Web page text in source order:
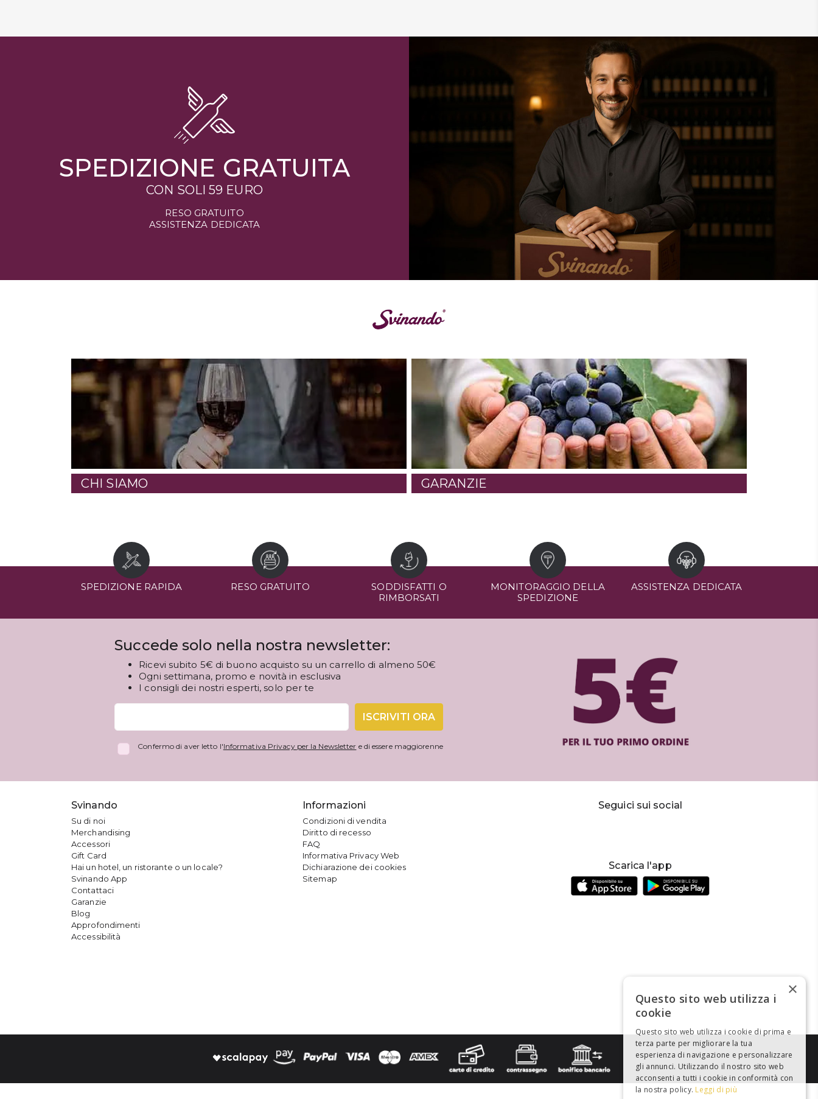
SPEDIZIONE GRATUITA
CON SOLI 59 EURO
RESO GRATUITO
ASSISTENZA DEDICATA
CHI SIAMO GARANZIE
SPEDIZIONE RAPIDA RESO GRATUITO
SODDISFATTI O
RIMBORSATI
MONITORAGGIO DELLA
SPEDIZIONE
ASSISTENZA DEDICATA
Succede solo nella nostra newsletter:
Ricevi subito 5€ di buono acquisto su un carrello di almeno 50€
Ogni settimana, promo e novità in esclusiva
I consigli dei nostri esperti, solo per te
ISCRIVITI ORA
Confermo di aver letto l'Informativa Privacy per la Newsletter e di essere maggiorenne
Svinando
Su di noi
Merchandising
Accessori
Gift Card
Hai un hotel, un ristorante o un locale?
Svinando App
Contattaci
Garanzie
Blog
Approfondimenti
Accessibilità
Informazioni
Condizioni di vendita
Diritto di recesso
FAQ
Informativa Privacy Web
Dichiarazione dei cookies
Sitemap
Seguici sui social
Scarica l'app
×
Questo sito web utilizza i
cookie
Questo sito web utilizza i cookie di prima e
terza parte per migliorare la tua
esperienza di navigazione e personalizzare
gli annunci. Utilizzando il nostro sito web
acconsenti a tutti i cookie in conformità con
la nostra policy. Leggi di più